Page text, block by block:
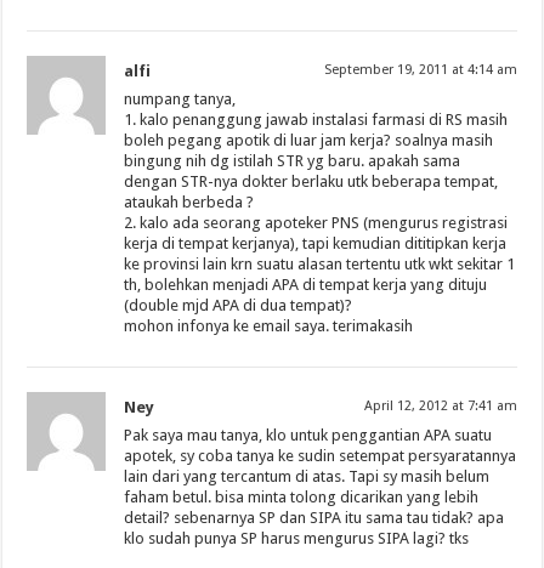
alfi September 19, 2011 at 4:14 am
numpang tanya,
1. kalo penanggung jawab instalasi farmasi di RS masih
boleh pegang apotik di luar jam kerja? soalnya masih
bingung nih dg istilah STR yg baru. apakah sama
dengan STR-nya dokter berlaku utk beberapa tempat,
ataukah berbeda ?
2. kalo ada seorang apoteker PNS (mengurus registrasi
kerja di tempat kerjanya), tapi kemudian dititipkan kerja
ke provinsi lain krn suatu alasan tertentu utk wkt sekitar 1
th, bolehkan menjadi APA di tempat kerja yang dituju
(double mjd APA di dua tempat)?
mohon infonya ke email saya. terimakasih
Ney April 12, 2012 at 7:41 am
Pak saya mau tanya, klo untuk penggantian APA suatu
apotek, sy coba tanya ke sudin setempat persyaratannya
lain dari yang tercantum di atas. Tapi sy masih belum
faham betul. bisa minta tolong dicarikan yang lebih
detail? sebenarnya SP dan SIPA itu sama tau tidak? apa
klo sudah punya SP harus mengurus SIPA lagi? tks